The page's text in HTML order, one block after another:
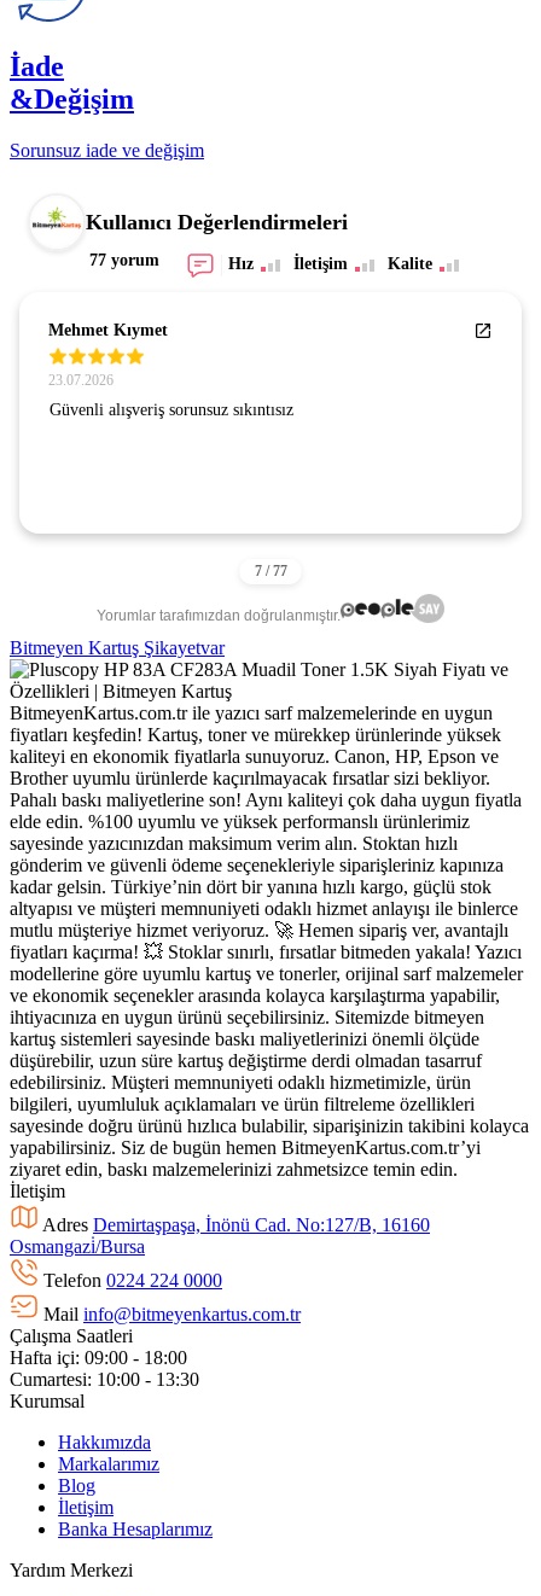
İade
&Değişim
Sorunsuz iade ve değişim
Kullanıcı Değerlendirmeleri
77 yorum Hız İletişim Kalite
Mehmet Kıymet
23.07.2026
Güvenli alışveriş sorunsuz sıkıntısız
Yorumlar tarafımızdan doğrulanmıştır.
Bitmeyen Kartuş Şikayetvar
BitmeyenKartus.com.tr ile yazıcı sarf malzemelerinde en uygun
fiyatları keşfedin! Kartuş, toner ve mürekkep ürünlerinde yüksek
kaliteyi en ekonomik fiyatlarla sunuyoruz. Canon, HP, Epson ve
Brother uyumlu ürünlerde kaçırılmayacak fırsatlar sizi bekliyor.
Pahalı baskı maliyetlerine son! Aynı kaliteyi çok daha uygun fiyatla
elde edin. %100 uyumlu ve yüksek performanslı ürünlerimiz
sayesinde yazıcınızdan maksimum verim alın. Stoktan hızlı
gönderim ve güvenli ödeme seçenekleriyle siparişleriniz kapınıza
kadar gelsin. Türkiye’nin dört bir yanına hızlı kargo, güçlü stok
altyapısı ve müşteri memnuniyeti odaklı hizmet anlayışı ile binlerce
mutlu müşteriye hizmet veriyoruz. 🚀 Hemen sipariş ver, avantajlı
fiyatları kaçırma! 💥 Stoklar sınırlı, fırsatlar bitmeden yakala! Yazıcı
modellerine göre uyumlu kartuş ve tonerler, orijinal sarf malzemeler
ve ekonomik seçenekler arasında kolayca karşılaştırma yapabilir,
ihtiyacınıza en uygun ürünü seçebilirsiniz. Sitemizde bitmeyen
kartuş sistemleri sayesinde baskı maliyetlerinizi önemli ölçüde
düşürebilir, uzun süre kartuş değiştirme derdi olmadan tasarruf
edebilirsiniz. Müşteri memnuniyeti odaklı hizmetimizle, ürün
bilgileri, uyumluluk açıklamaları ve ürün filtreleme özellikleri
sayesinde doğru ürünü hızlıca bulabilir, siparişinizin takibini kolayca
yapabilirsiniz. Siz de bugün hemen BitmeyenKartus.com.tr’yi
ziyaret edin, baskı malzemelerinizi zahmetsizce temin edin.
İletişim
Adres Demirtaşpaşa, İnönü Cad. No:127/B, 16160
Osmangazi̇/Bursa
Telefon 0224 224 0000
Mail info@bitmeyenkartus.com.tr
Çalışma Saatleri
Hafta içi: 09:00 - 18:00
Cumartesi: 10:00 - 13:30
Kurumsal
Hakkımızda
Markalarımız
Blog
İletişim
Banka Hesaplarımız
Yardım Merkezi